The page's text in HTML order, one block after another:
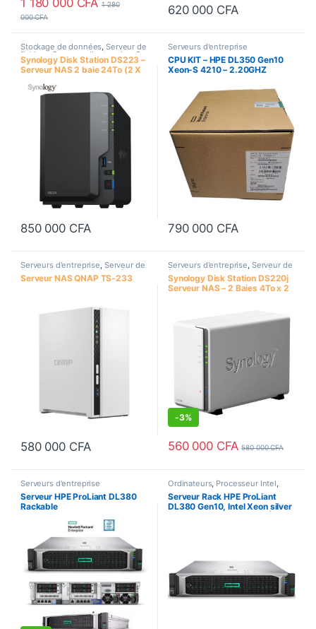
1 180 000 CFA 1 280
000CFA
620 000 CFA
Stockage de données,Serveur de
fichiers, Serveurs d'entreprise,Sur
Commande
Synology Disk Station DS223 –
Serveur NAS 2 baie 24To (2 X
850 000 CFA
Serveurs d'entreprise
CPU KIT – HPE DL350 Gen10
Xeon-S 4210 – 2.20GHZ
FCLGA3647 (P10939-B21)
790 000 CFA
Serveurs d'entreprise, Serveur de
fichiers Stockage de données
Sur Commande
Serveur NAS QNAP TS-233
580 000 CFA
Serveurs d'entreprise, Serveur de
fichiers Stockage de données ,
Sur Commande
Synology Disk Station DS220j
Serveur NAS – 2 Baies 4To x 2
-3%
560 000 CFA 580 000CFA
Serveurs d'entreprise
Serveur HPE ProLiant DL380
Rackable
Ordinateurs, Processeur Intel,
Serveurs d'entreprise
Serveur Rack HPE ProLiant
DL380 Gen10, Intel Xeon silver